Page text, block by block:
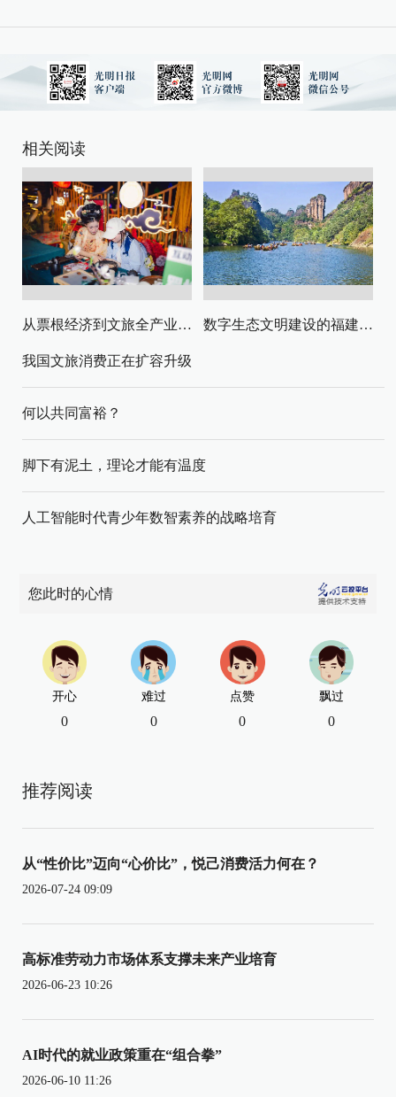
相关阅读
从票根经济到文旅全产业链升级 数字生态文明建设的福建路径与启示
我国文旅消费正在扩容升级
何以共同富裕？
脚下有泥土，理论才能有温度
人工智能时代青少年数智素养的战略培育
您此时的心情
开心
0
难过
0
点赞
0
飘过
0
推荐阅读
从“性价比”迈向“心价比”，悦己消费活力何在？
2026-07-24 09:09
高标准劳动力市场体系支撑未来产业培育
2026-06-23 10:26
AI时代的就业政策重在“组合拳”
2026-06-10 11:26